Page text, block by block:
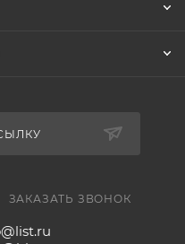
ЗАКАЗАТЬ ЗВОНОК